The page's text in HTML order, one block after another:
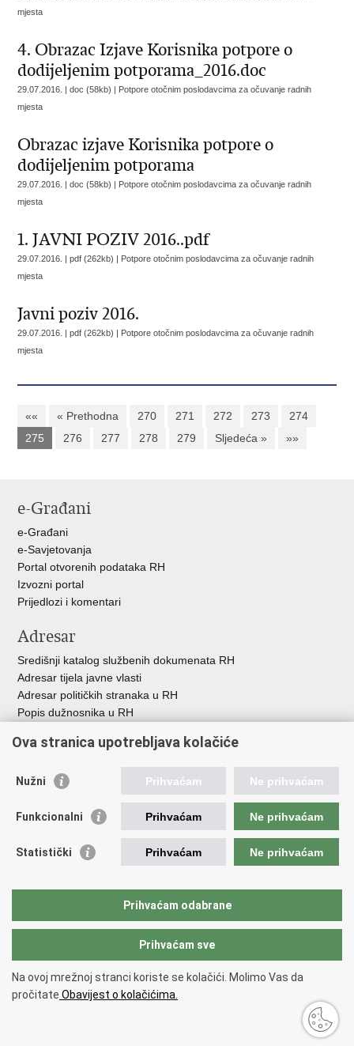
mjesta
4. Obrazac Izjave Korisnika potpore o
dodijeljenim potporama_2016.doc
29.07.2016. | doc (58kb) | Potpore otočnim poslodavcima za očuvanje radnih
mjesta
Obrazac izjave Korisnika potpore o
dodijeljenim potporama
29.07.2016. | doc (58kb) | Potpore otočnim poslodavcima za očuvanje radnih
mjesta
1. JAVNI POZIV 2016..pdf
29.07.2016. | pdf (262kb) | Potpore otočnim poslodavcima za očuvanje radnih
mjesta
Javni poziv 2016.
29.07.2016. | pdf (262kb) | Potpore otočnim poslodavcima za očuvanje radnih
mjesta
«« « Prethodna 270 271 272 273
274
275
276 277 278 279 Sljedeća » »»
e-Građani
e-Građani
e-Savjetovanja
Portal otvorenih podataka RH
Izvozni portal
Prijedlozi i komentari
Adresar
Središnji katalog službenih dokumenata RH
Adresar tijela javne vlasti
Adresar političkih stranaka u RH
Popis dužnosnika u RH
Pozivi za žurnu pomoć
Važne poveznice
Strukturni i investicijski fondovi
Središnja agencija za financiranje i ugovaranje
Predstavništvo Europske komisije u Hrvatskoj
Europski parlament
Copyright © 2026 Ministarstvo regionalnoga razvoja i fondova Europske
unije.
Uvjeti korištenja.Izjava o pristupačnosti
Ova stranica upotrebljava kolačiće
Nužni Prihvaćam Ne prihvaćam
Funkcionalni Prihvaćam Ne prihvaćam
Statistički Prihvaćam Ne prihvaćam
Prihvaćam odabrane
Prihvaćam sve
Na ovoj mrežnoj stranci koriste se kolačići. Molimo Vas da
pročitate Obavijest o kolačićima.